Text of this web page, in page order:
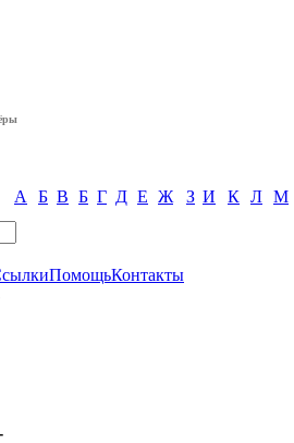
А Б В Б Г Д Е Ж З И К Л М
ПомощьКонтакты